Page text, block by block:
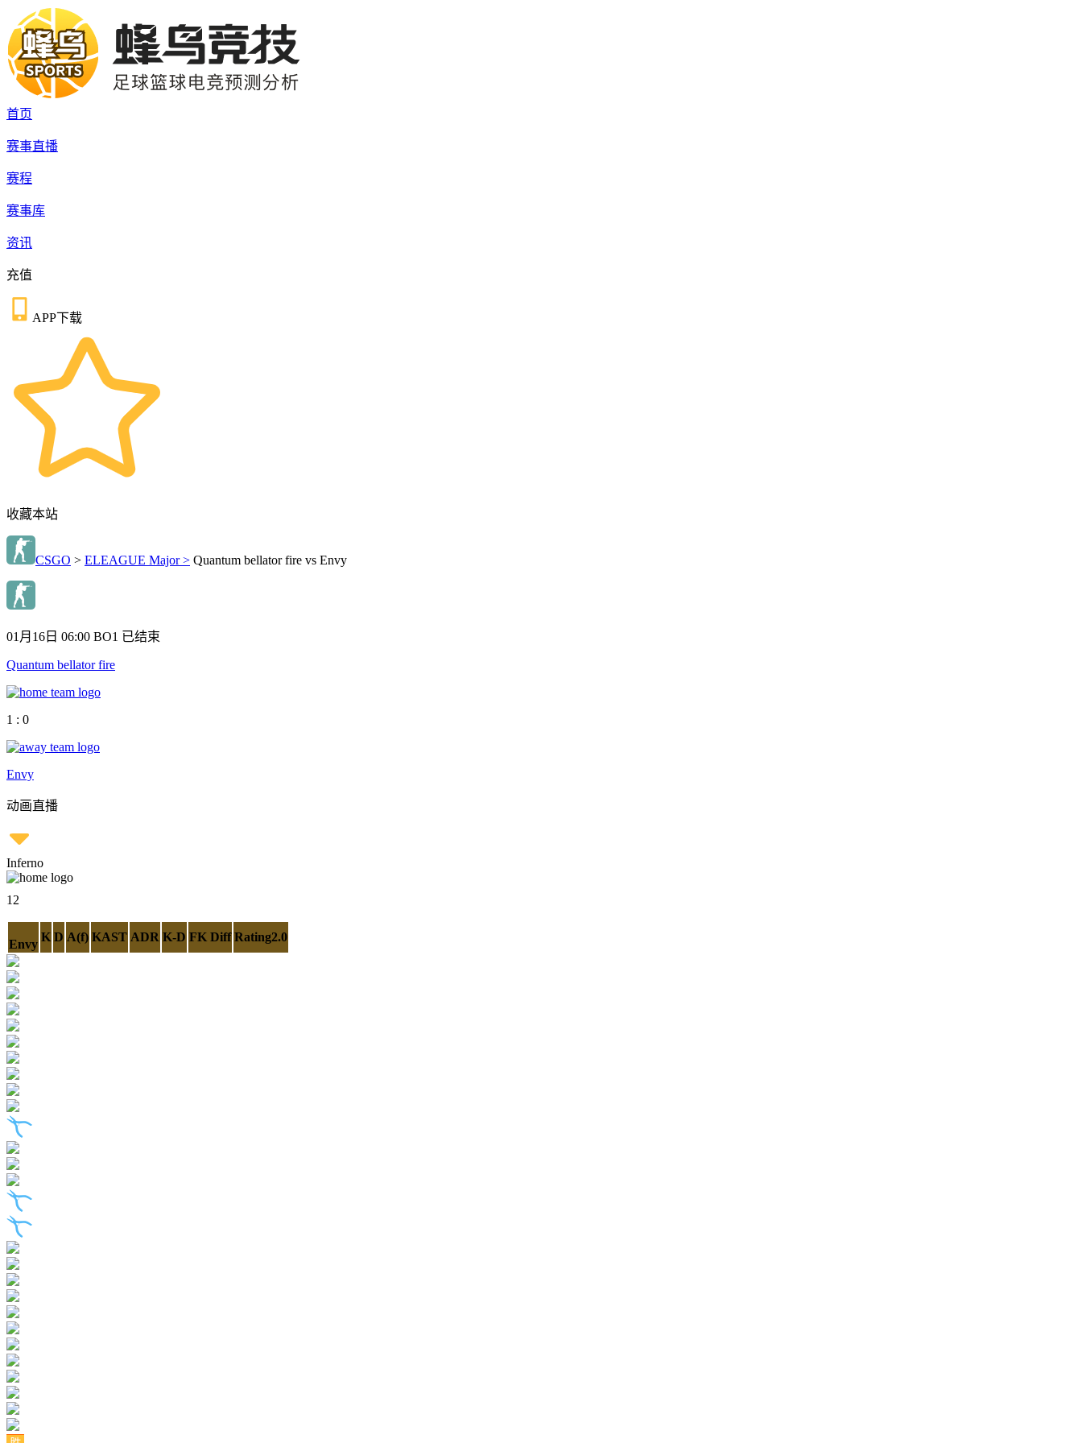
首页
赛事直播
赛程
赛事库
资讯
充值
APP下载
收藏本站
CSGO > ELEAGUE Major > Quantum bellator fire vs Envy
01月16日 06:00 BO1 已结束
Quantum bellator fire
1 : 0
Envy
动画直播
Inferno
12
Envy
K D A(f) KAST ADR K-D FK Diff Rating2.0